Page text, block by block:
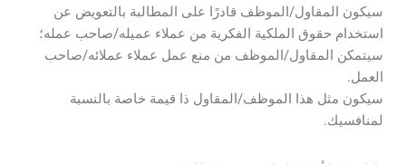
سيكون المقاول/الموظف قادرًا على المطالبة بالتعويض عن
استخدام حقوق الملكية الفكرية من عملاء عميله/صاحب عمله؛
سيتمكن المقاول/الموظف من منع عمل عملاء عملائه/صاحب
العمل.
سيكون مثل هذا الموظف/المقاول ذا قيمة خاصة بالنسبة
لمنافسيك.